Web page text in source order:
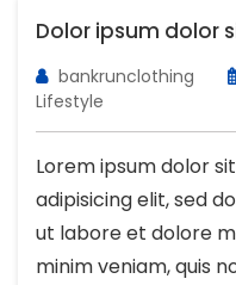
Dolor ipsum dolor
bankrunclothing
Lifestyle
Lorem ipsum dolor
adipisicing elit, sed
ut labore et dolore
minim veniam, quis